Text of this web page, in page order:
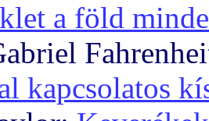
a föld
kapcsolatos